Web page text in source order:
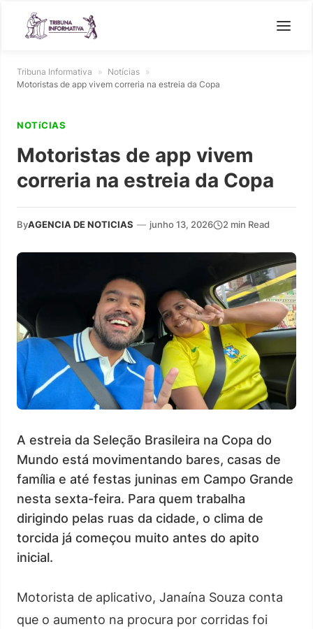
Tribuna Informativa » Notícias »
Motoristas de app vivem correria na estreia da Copa
NOTíCIAS
Motoristas de app vivem
correria na estreia da Copa
ByAGENCIA DE NOTICIAS — junho 13, 2026 2 min Read
A estreia da Seleção Brasileira na Copa do
Mundo está movimentando bares, casas de
família e até festas juninas em Campo Grande
nesta sexta-feira. Para quem trabalha
dirigindo pelas ruas da cidade, o clima de
torcida já começou muito antes do apito
inicial.
Motorista de aplicativo, Janaína Souza conta
que o aumento na procura por corridas foi